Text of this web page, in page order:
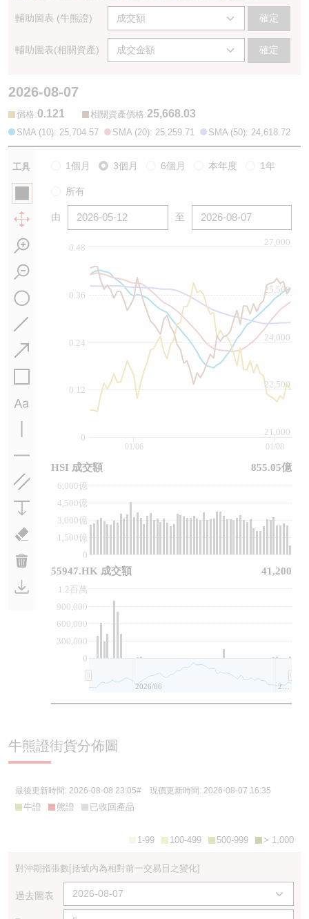
輔助圖表 (牛熊證) 確定
輔助圖表(相關資產) 確定
2026-08-07
價格:0.121 相關資產價格:25,668.03
SMA (10): 25,704.57 SMA (20): 25,259.71 SMA (50): 24,618.72
工具 1個月 3個月 6個月 本年度 1年
所有
由 至
0
0.12
0.24
0.36
0.48
21,000
22,500
24,000
25,500
27,000
0
1,500億
3,000億
4,500億
6,000億
0
300,000
600,000
900,000
1.2百萬
01/06 01/08
2026/06 2026/08
HSI 成交額 855.05億
55947.HK 成交額 41,200
牛熊證街貨分佈圖
最後更新時間: 2026-08-08 23:05# 現價更新時間: 2026-08-07 16:35
牛證 熊證 已收回產品
> 1,000
500-999
100-499
1-99
對沖期指張數[括號內為相對前一交易日之變化]
過去圖表